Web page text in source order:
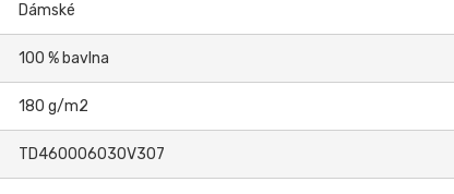
Dámské
100 % bavlna
180 g/m2
TD460006030V307